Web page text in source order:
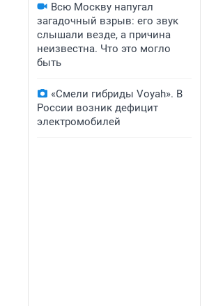
Всю Москву напугал
загадочный взрыв: его звук
слышали везде, а причина
неизвестна. Что это могло
быть
«Смели гибриды Voyah». В
России возник дефицит
электромобилей